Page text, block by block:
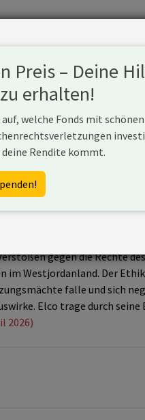
vom Norwegischen
gegen die Rechte
Westjordanland. Der
falle und sich
Elco trage durch
2026)
Preis – Deine
erhalten!
welche Fonds mit
Rendite kommt.